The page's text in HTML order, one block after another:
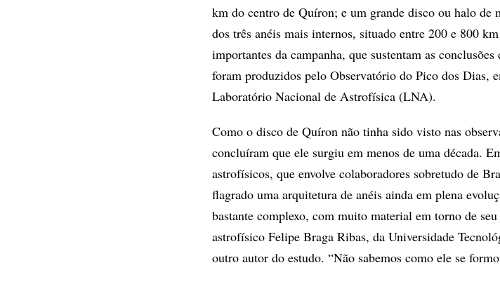
km do centro de Quíron; e um grande disco ou halo de
dos três anéis mais internos, situado entre 200 e 800
importantes da campanha, que sustentam as
foram produzidos pelo Observatório do Pico dos Dias,
Laboratório Nacional de Astrofísica (LNA).
Como o disco de Quíron não tinha sido visto nas
concluíram que ele surgiu em menos de uma década.
astrofísicos, que envolve colaboradores sobretudo de
flagrado uma arquitetura de anéis ainda em plena
bastante complexo, com muito material em torno de
astrofísico Felipe Braga Ribas, da Universidade
outro autor do estudo. “Não sabemos como ele se